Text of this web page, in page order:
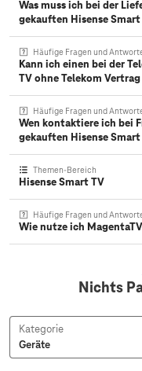
Was muss ich bei der
gekauften Hisense
Häufige Fragen und
Kann ich einen bei der
TV ohne Telekom
Häufige Fragen und
Wen kontaktiere ich bei
gekauften Hisense Smart
Themen-Bereich
Hisense Smart TV
Häufige Fragen und
Wie nutze ich
Nichts
Kategorie